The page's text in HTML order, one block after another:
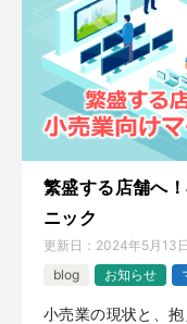
繁盛する店舗へ
ニック
更新日： 2024年5月13日
blog
お知らせ
小売業の現状と、